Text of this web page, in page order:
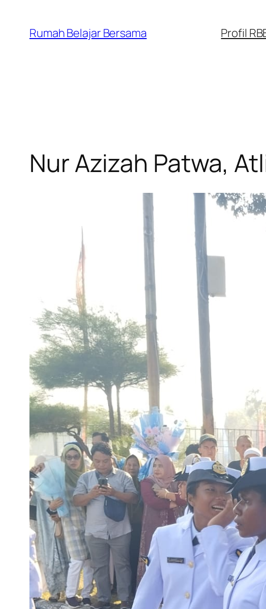
konten
Rumah Belajar Bersama Profil
Nur Azizah Patwa,